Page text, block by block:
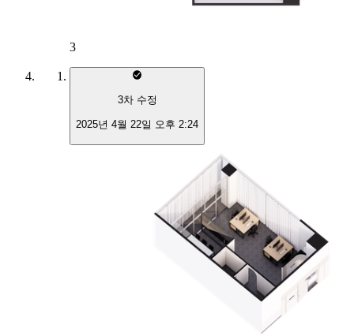
3
3차 수정
2025년 4월 22일 오후 2:24